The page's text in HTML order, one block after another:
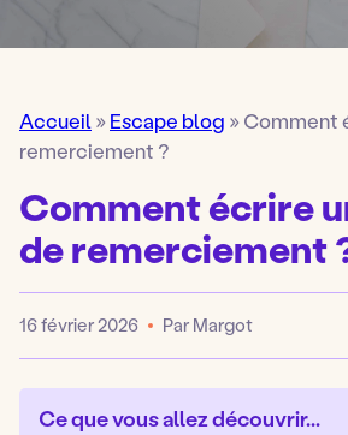
Accueil»Escape blog »Comment
remerciement ?
Comment écrire
de remerciement
Publié
16 février 2026 Par Margot
Ce que vous allez découvrir...